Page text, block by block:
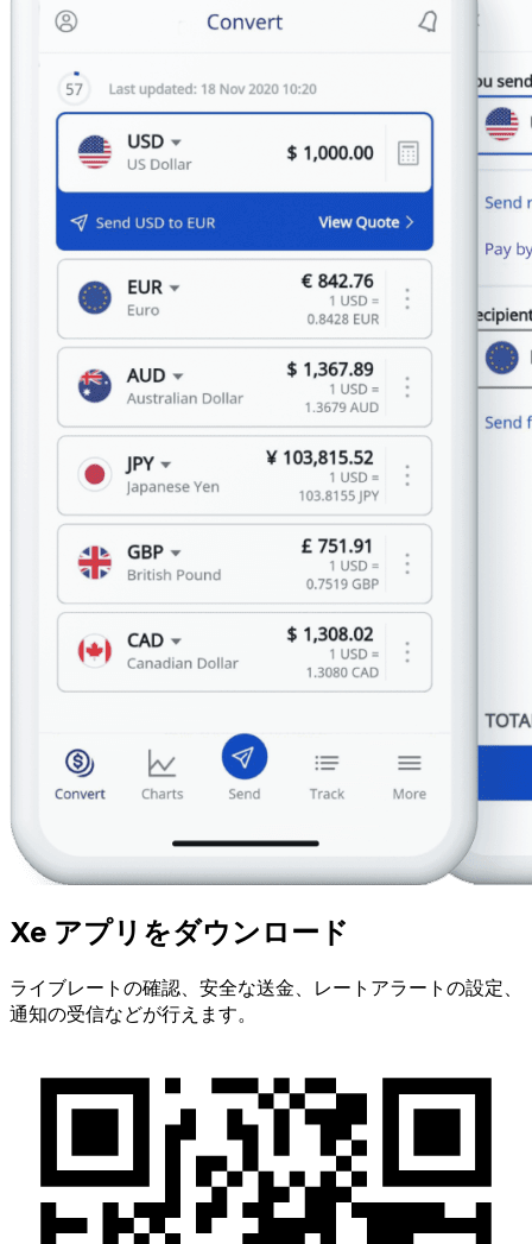
Xe アプリをダウンロード
ライブレートの確認、安全な送金、レートアラートの設定、
通知の受信などが行えます。